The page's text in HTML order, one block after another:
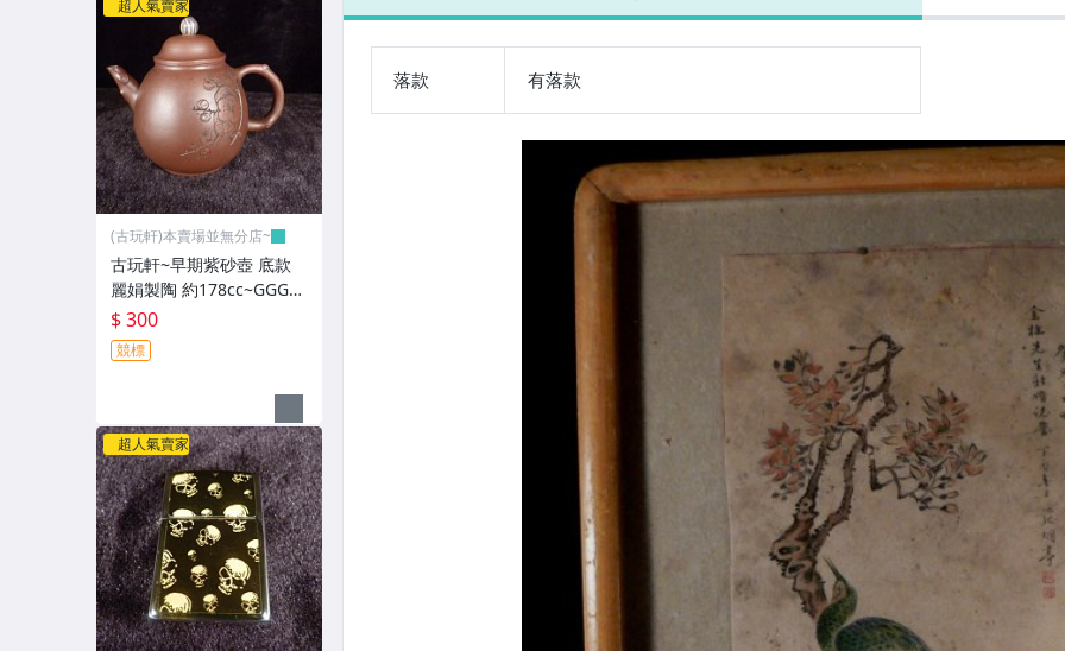
落款 有落款
超人氣賣家
(古玩軒)本賣場並無分店~
古玩軒~早期紫砂壺 底款
麗娟製陶 約178cc~GGG11
4
$ 300
競標
超人氣賣家